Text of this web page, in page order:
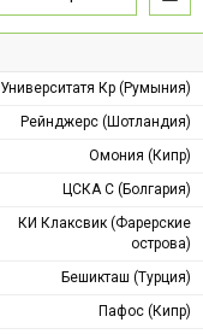
Университатя Кр (Румыния)
Рейнджерс (Шотландия)
Омония (Кипр)
ЦСКА С (Болгария)
КИ Клаксвик (Фарерские
острова)
Бешикташ (Турция)
Пафос (Кипр)